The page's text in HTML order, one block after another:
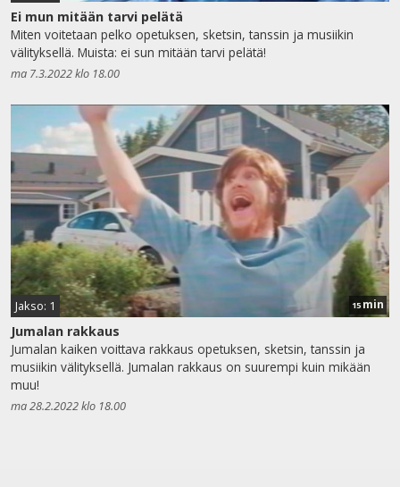
Ei mun mitään tarvi pelätä
Miten voitetaan pelko opetuksen, sketsin, tanssin ja musiikin
välityksellä. Muista: ei sun mitään tarvi pelätä!
ma 7.3.2022 klo 18.00
Jakso: 1 15 min
Jumalan rakkaus
Jumalan kaiken voittava rakkaus opetuksen, sketsin, tanssin ja
musiikin välityksellä. Jumalan rakkaus on suurempi kuin mikään
muu!
ma 28.2.2022 klo 18.00